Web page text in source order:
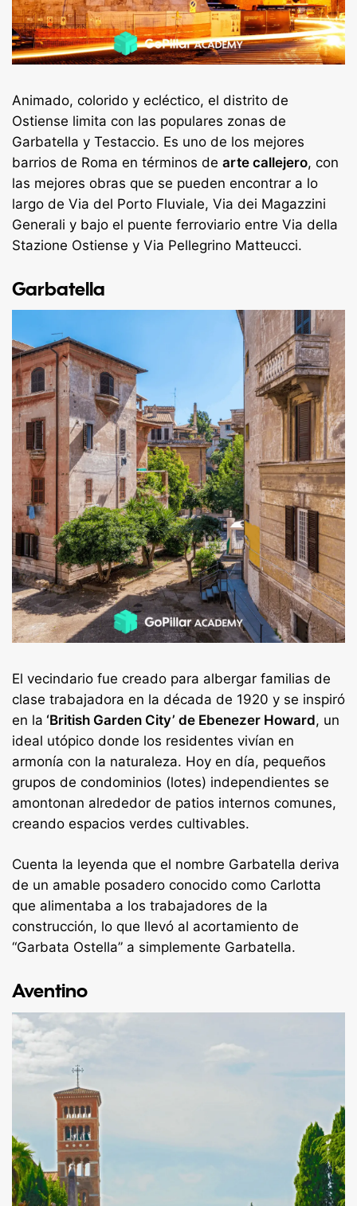
Animado, colorido y ecléctico, el distrito de
Ostiense limita con las populares zonas de
Garbatella y Testaccio. Es uno de los mejores
barrios de Roma en términos de arte callejero, con
las mejores obras que se pueden encontrar a lo
largo de Via del Porto Fluviale, Via dei Magazzini
Generali y bajo el puente ferroviario entre Via della
Stazione Ostiense y Via Pellegrino Matteucci.
Garbatella
El vecindario fue creado para albergar familias de
clase trabajadora en la década de 1920 y se inspiró
en la ‘British Garden City’ de Ebenezer Howard, un
ideal utópico donde los residentes vivían en
armonía con la naturaleza. Hoy en día, pequeños
grupos de condominios (lotes) independientes se
amontonan alrededor de patios internos comunes,
creando espacios verdes cultivables.
Cuenta la leyenda que el nombre Garbatella deriva
de un amable posadero conocido como Carlotta
que alimentaba a los trabajadores de la
construcción, lo que llevó al acortamiento de
“Garbata Ostella” a simplemente Garbatella.
Aventino